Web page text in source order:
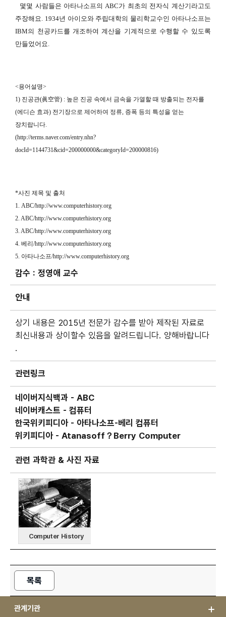
몇몇 사람들은 아타나소프의 ABC가 최초의 전자식 계산기라고도
주장해요. 1934년 아이오와 주립대학의 물리학교수인 아타나소프는
IBM의 천공카드를 개조하여 계산을 기계적으로 수행할 수 있도록
만들었어요.
<용어설명>
1) 진공관(眞空管) : 높은 진공 속에서 금속을 가열할 때 방출되는 전자를
(에디슨 효과) 전기장으로 제어하여 정류, 증폭 등의 특성을 얻는
장치랍니다.
(http://terms.naver.com/entry.nhn?
docId=1144731&cid=200000000&categoryId=200000816)
*사진 제목 및 출처
1. ABC/http://www.computerhistory.org
2. ABC/http://www.computerhistory.org
3. ABC/http://www.computerhistory.org
4. 베리/http://www.computerhistory.org
5. 아타나소프/http://www.computerhistory.org
감수 : 정영애 교수
안내
상기 내용은 2015년 전문가 감수를 받아 제작된 자료로
최신내용과 상이할수 있음을 알려드립니다. 양해바랍니다
.
관련링크
네이버지식백과 - ABC
네이버캐스트 - 컴퓨터
한국위키피디아 - 아타나소프-베리 컴퓨터
위키피디아 - Atanasoff？Berry Computer
관련 과학관 & 사진 자료
Computer History
Museum (USA)
목록
관계기관